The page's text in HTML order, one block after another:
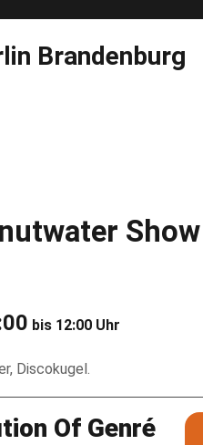
Brandenburg
Show
bis 12:00 Uhr
Discokugel.
Of Genré